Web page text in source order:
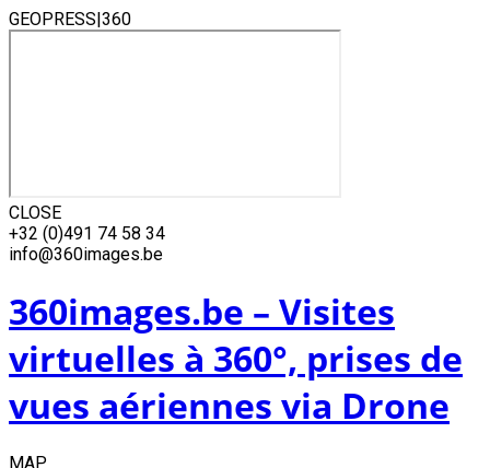
GEOPRESS|360
CLOSE
Skip
to
+32 (0)491 74 58 34
info@360images.be
360images.be – Visites
virtuelles à 360°, prises de
vues aériennes via Drone
MAP